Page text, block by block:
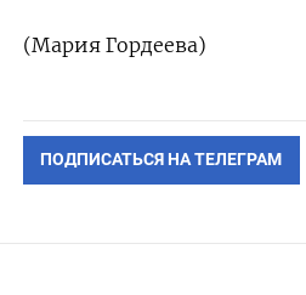
(Мария Гордеева)
ПОДПИСАТЬСЯ НА ТЕЛЕГРАМ